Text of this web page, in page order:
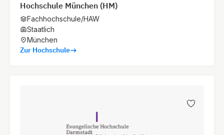
Hochschule München (HM)
Fachhochschule/HAW
Staatlich
München
Zur Hochschule